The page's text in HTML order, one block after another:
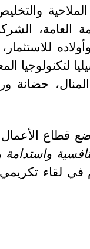
العامة،
لتكنولوجيا
حضانة
قطاع الأعمال
واستدامة
في لقاء